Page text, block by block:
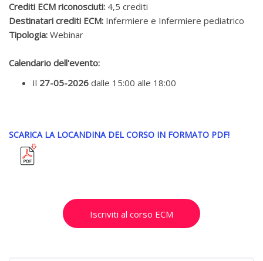
Crediti ECM riconosciuti: 4,5 crediti
Destinatari crediti ECM: Infermiere e Infermiere pediatrico
Tipologia: Webinar
Calendario dell'evento:
Il 27-05-2026 dalle 15:00 alle 18:00
Salta [Cocoon] Custom HTML
SCARICA LA LOCANDINA DEL CORSO IN FORMATO PDF!
Salta [Cocoon] Custom HTML
Iscriviti al corso ECM